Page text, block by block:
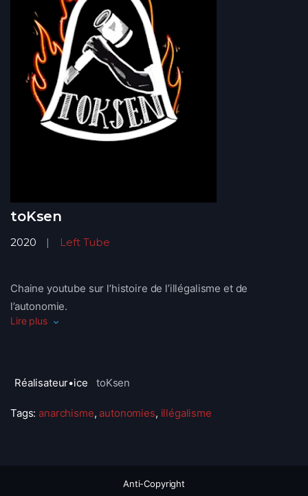
toKsen
2020 Left Tube
Chaine youtube sur l’histoire de l’illégalisme et de
l’autonomie.
Lire plus
Réalisateur•ice toKsen
Tags:anarchisme,autonomies, illégalisme
Anti-Copyright